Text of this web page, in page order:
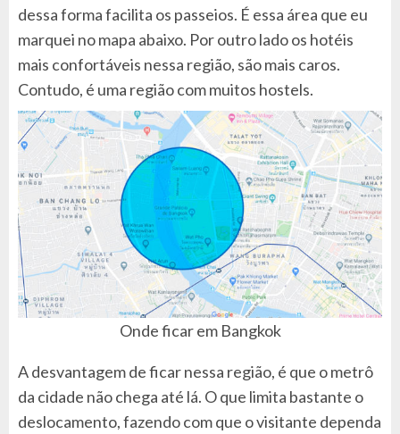
dessa forma facilita os passeios. É essa área que eu
marquei no mapa abaixo. Por outro lado os hotéis
mais confortáveis nessa região, são mais caros.
Contudo, é uma região com muitos hostels.
Onde ficar em Bangkok
A desvantagem de ficar nessa região, é que o metrô
da cidade não chega até lá. O que limita bastante o
deslocamento, fazendo com que o visitante dependa